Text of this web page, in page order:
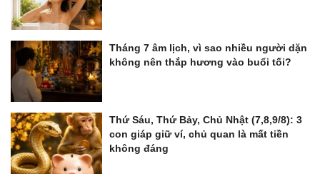
Tháng 7 âm lịch, vì sao nhiều người dặn
không nên thắp hương vào buổi tối?
Thứ Sáu, Thứ Bảy, Chủ Nhật (7,8,9/8): 3
con giáp giữ ví, chủ quan là mất tiền
không đáng